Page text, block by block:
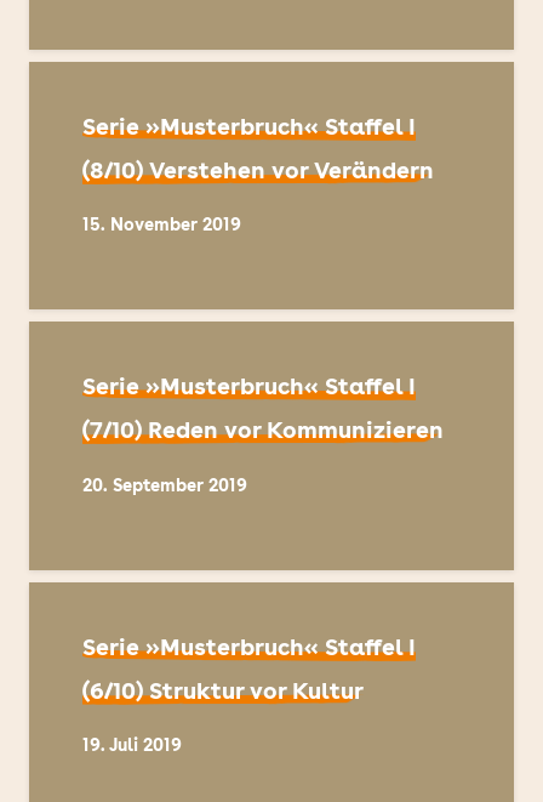
Serie »Musterbruch« Staffel I
(8/10) Verstehen vor Verändern
15. November 2019
Serie »Musterbruch« Staffel I
(7/10) Reden vor Kommunizieren
20. September 2019
Serie »Musterbruch« Staffel I
(6/10) Struktur vor Kultur
19. Juli 2019